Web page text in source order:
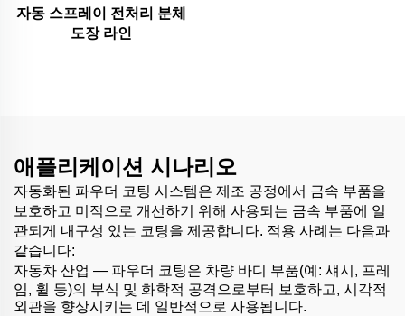
자동 스프레이 전처리 분체
도장 라인
애플리케이션 시나리오
자동화된 파우더 코팅 시스템은 제조 공정에서 금속 부품을
보호하고 미적으로 개선하기 위해 사용되는 금속 부품에 일
관되게 내구성 있는 코팅을 제공합니다. 적용 사례는 다음과
같습니다:
자동차 산업 — 파우더 코팅은 차량 바디 부품(예: 섀시, 프레
임, 휠 등)의 부식 및 화학적 공격으로부터 보호하고, 시각적
외관을 향상시키는 데 일반적으로 사용됩니다.